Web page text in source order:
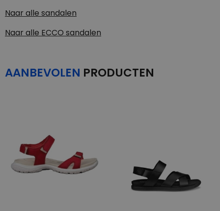
Naar alle sandalen
Naar alle ECCO sandalen
AANBEVOLEN PRODUCTEN